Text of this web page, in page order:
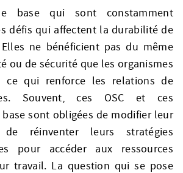
base qui sont constamment
défis qui affectent la durabilité de
ne bénéficient pas du même
ou de sécurité que les organismes
ce qui renforce les relations de
Souvent, ces OSC et ces
sont obligées de modifier leur
réinventer leurs stratégies
pour accéder aux ressources
travail. La question qui se pose